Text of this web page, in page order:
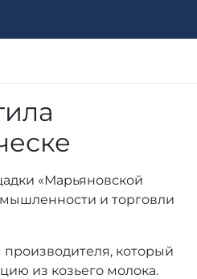
«Марьяновской
и торговли
который
из козьего молока.